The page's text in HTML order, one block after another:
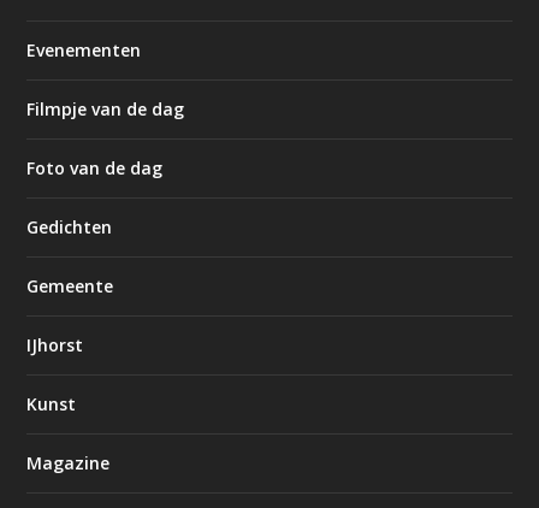
Evenementen
Filmpje van de dag
Foto van de dag
Gedichten
Gemeente
IJhorst
Kunst
Magazine